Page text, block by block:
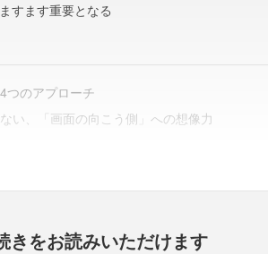
すます重要となる
つのアプローチ
い、「画面の向こう側」への想像力
きをお読みいただけます